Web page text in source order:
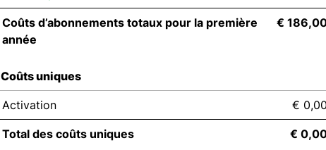
Coûts d’abonnements totaux pour la première
année
€
Coûts uniques
Activation € 0,00
Total des coûts uniques €